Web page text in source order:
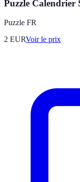
Puzzle Calendrier
Puzzle FR
2 EURVoir le prix